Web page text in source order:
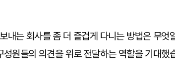
내는 회사를 좀 더 즐겁게 다니는 방법은 무엇
원들의 의견을 위로 전달하는 역할을 기대했